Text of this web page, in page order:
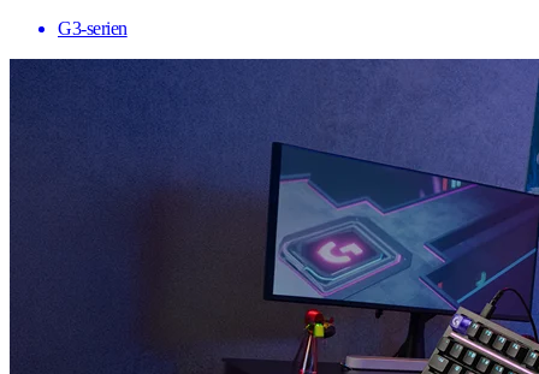
G3-serien